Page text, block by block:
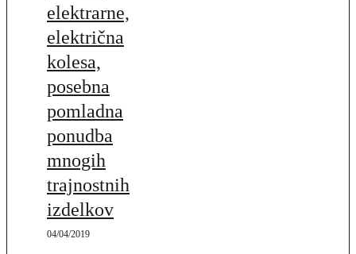
elektrarne,
električna
kolesa,
posebna
pomladna
ponudba
mnogih
trajnostnih
izdelkov
04/04/2019